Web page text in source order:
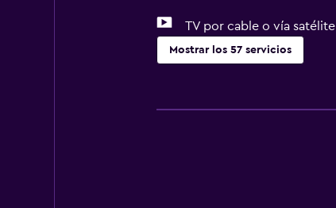
TV por cable o vía satélite
Mostrar los 57 servicios
Wifi gratis